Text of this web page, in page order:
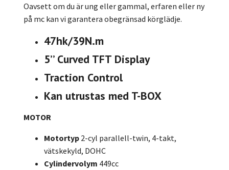
Oavsett om du är ung eller gammal, erfaren eller ny
på mc kan vi garantera obegränsad körglädje.
47hk/39N.m
5’’ Curved TFT Display
Traction Control
Kan utrustas med T-BOX
MOTOR
Motortyp 2-cyl parallell-twin, 4-takt,
vätskekyld, DOHC
Cylindervolym 449cc